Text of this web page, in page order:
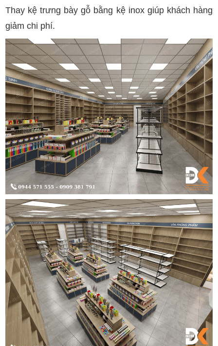
Thay kệ trưng bày gỗ bằng kệ inox giúp khách hàng
giảm chi phí.